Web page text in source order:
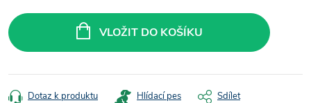
cena:
VLOŽIT DO KOŠÍKU
Dotaz k produktu Hlídací pes Sdílet